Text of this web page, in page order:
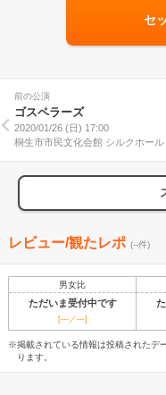
セ
前の公演
ゴスペラーズ
2020/01/26 (日) 17:00
桐生市市民文化会館 シルクホール
レビュー/観たレポ (--件)
男女比
ただいま受付中です
[---／---]
※掲載されている情報は投稿されたデ
ります。